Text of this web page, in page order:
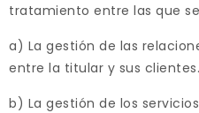
tratamiento entre las que
a) La gestión de las
entre la titular y sus clientes.
b) La gestión de los